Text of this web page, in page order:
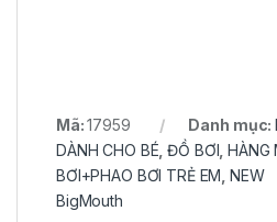
Mã:17959 Danh mục:
DÀNH CHO BÉ ,ĐỒ BƠI ,HÀNG
BƠI+PHAO BƠI TRẺ EM ,NEW
BigMouth